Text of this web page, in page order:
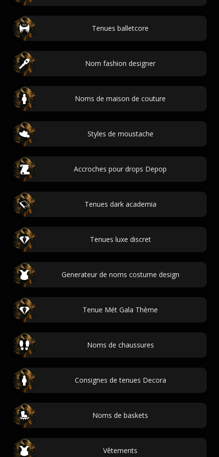
Tenues balletcore
Nom fashion designer
Noms de maison de couture
Styles de moustache
Accroches pour drops Depop
Tenues dark academia
Tenues luxe discret
Generateur de noms costume design
Tenue Mét Gala Thème
Noms de chaussures
Consignes de tenues Decora
Noms de baskets
Vêtements